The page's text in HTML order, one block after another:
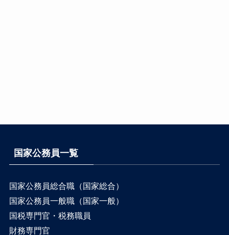
国家公務員一覧
国家公務員総合職（国家総合）
国家公務員一般職（国家一般）
国税専門官・税務職員
財務専門官